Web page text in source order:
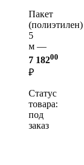
Пакет
(полиэтилен)
5
м —
7 18200
₽
Статус
товара:
под
заказ